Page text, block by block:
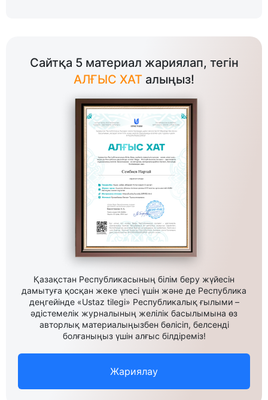
Сайтқа 5 материал жариялап, тегін
АЛҒЫС ХАТ алыңыз!
Қазақстан Республикасының білім беру жүйесін
дамытуға қосқан жеке үлесі үшін және де Республика
деңгейінде «Ustaz tilegi» Республикалық ғылыми –
әдістемелік журналының желілік басылымына өз
авторлық материалыңызбен бөлісіп, белсенді
болғаныңыз үшін алғыс білдіреміз!
Жариялау